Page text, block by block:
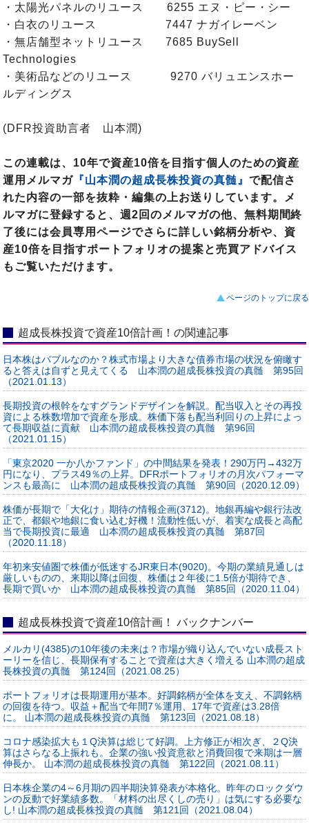
・太陽光パネルのリユース 6255 エヌ・ピー・シー
・白衣のリユース 7447 ナガイレーベン
・無店舗型ネットリユース 7685 BuySell
Technologies
・美術品などのリユース 9270 バリュエンスホー
ルディングス
(DFR投資助言者 山本潤)
この連載は、10年で資産10倍を目指す個人のための資産
運用メルマガ 『山本潤の超成長株投資の真髄』 で配信さ
れた内容の一部を抜粋・編集の上お送りしています。メ
ルマガに登録すると、週2回のメルマガの他、無料期間終
了後には会員専用ページでさらに詳しい銘柄分析や、資
産10倍を目指すポートフォリオの提案と売買アドバイス
もご覧いただけます。
ページのトップに戻る
超成長株投資で資産10倍計画！の関連記事
日本株はバブルなのか？株式市場より大きな債券市場の状況を俯瞰す
ると答えは自ずと見えてくる 山本潤の超成長株投資の真髄 第95回
（2021.01.13）
長期投資の根幹をなすグランドデザインを解説。配当収入とその再投
資による株数増加で資産を形成。株価下落も配当利回りの上昇によっ
て長期収益に貢献 山本潤の超成長株投資の真髄 第96回
（2021.01.15）
「東京2020 一か八かファンド」の中間結果を発表！290万円→432万
円になり、プラス49％の上昇。DFRポートフォリオの月次パフォーマ
ンスも最高に 山本潤の超成長株投資の真髄 第90回（2020.12.09）
株価が長期で「大化け」期待の情報企画(3712)。地銀再編や銀行法改
正で、都銀や地銀に食い込む好機！流動性低いが、着実な成長と高配
当で長期投資に最適 山本潤の超成長株投資の真髄 第87回
（2020.11.18）
年初来安値圏で株価が低迷するJR東日本(9020)。今期の業績見通しは
厳しいものの、来期以降は回復、株価は２年後に1.5倍が期待でき、
長期で買いか 山本潤の超成長株投資の真髄 第85回（2020.11.04）
超成長株投資で資産10倍計画！ バックナンバー
メルカリ(4385)の10年後の未来は？市場が織り込んでいない成長スト
ーリーを信じ、長期保有することで資産は大きく増える 山本潤の超成
長株投資の真髄 第124回（2021.08.25）
ポートフォリオは長期運用が基本。好調銘柄が全体を支え、不調銘柄
の回復を待つ。収益＋配当で年間7％運用、17年で資産は3.28倍
に。 山本潤の超成長株投資の真髄 第123回（2021.08.18）
コロナ感染拡大も１Q決算は総じて好調。上方修正が相次ぎ、２Q決
算はさらなる上振れも。企業の強い投資意欲と消費回復で来期は一層
伸長か。 山本潤の超成長株投資の真髄 第122回（2021.08.11）
日本株企業の4～6月期の四半期決算発表が本格化。昨年のロックダウ
ンの反動で好業績多数。「材料の出尽くしの売り」は気にする必要な
し! 山本潤の超成長株投資の真髄 第121回（2021.08.04）